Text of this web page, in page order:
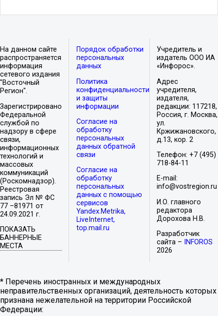
На данном сайте
распространяется
информация
сетевого издания
"Восточный
Регион".
Зарегистрировано
Федеральной
службой по
надзору в сфере
связи,
информационных
технологий и
массовых
коммуникаций
(Роскомнадзор).
Реестровая
запись Эл № ФС
77 –81971 от
24.09.2021 г.
ПОКАЗАТЬ
БАННЕРНЫЕ
МЕСТА
Порядок обработки
персональных
данных
Политика
конфиденциальности
и защиты
информации
Согласие на
обработку
персональных
данных обратной
связи
Согласие на
обработку
персональных
данных с помощью
сервисов
Yandex.Metrika,
LiveInternet,
top.mail.ru
Учредитель и
издатель ООО ИА
«Инфорос».
Адрес
учредителя,
издателя,
редакции: 117218,
Россия, г. Москва,
ул.
Кржижановского,
д.13, кор. 2
Телефон: +7 (495)
718-84-11
E-mail:
info@vostregion.ru
И.О. главного
редактора
Дорохова Н.В.
Разработчик
сайта –
INFOROS
2026
* Перечень иностранных и международных
неправительственных организаций, деятельность которых
признана нежелательной на территории Российской
Федерации: